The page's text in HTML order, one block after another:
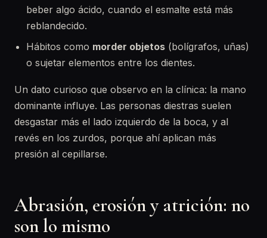
beber algo ácido, cuando el esmalte está más
reblandecido.
Hábitos como morder objetos (bolígrafos, uñas)
o sujetar elementos entre los dientes.
Un dato curioso que observo en la clínica: la mano
dominante influye. Las personas diestras suelen
desgastar más el lado izquierdo de la boca, y al
revés en los zurdos, porque ahí aplican más
presión al cepillarse.
Abrasión, erosión y atrición: no
son lo mismo